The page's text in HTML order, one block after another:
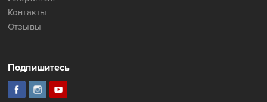
Контакты
Отзывы
Подпишитесь